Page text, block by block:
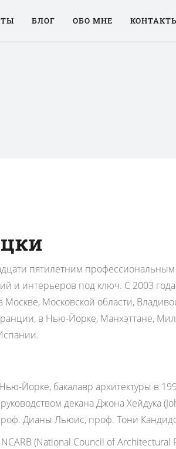
БЛОГ ОБО МНЕ
пятилетним
и интерьеров под ключ. С 2003
Московской области,
в Нью-Йорке, Манхэттане,
Йорке, бакалавр архитектуры в
декана Джона Хейдука
Дианы Льюис, проф. Тони
(National Council of Architectural